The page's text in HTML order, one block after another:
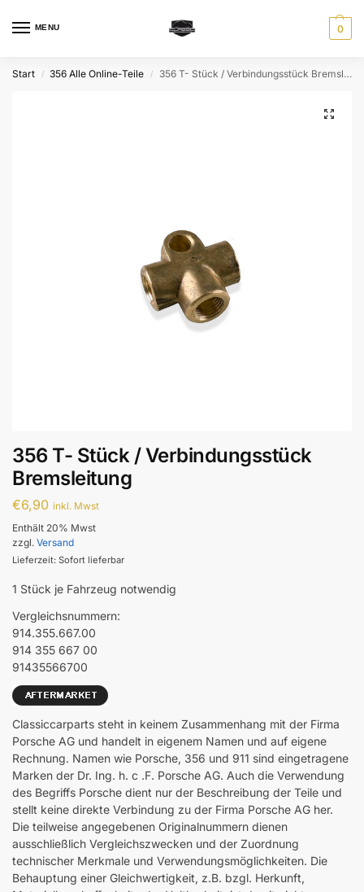
MENU 0
Start / 356 Alle Online-Teile / 356 T- Stück / Verbindungsstück Bremsleitung
356 T- Stück / Verbindungsstück
Bremsleitung
€6,90 inkl. Mwst
Enthält 20% Mwst
zzgl. Versand
Lieferzeit: Sofort lieferbar
1 Stück je Fahrzeug notwendig
Vergleichsnummern:
914.355.667.00
914 355 667 00
91435566700
Classiccarparts steht in keinem Zusammenhang mit der Firma
Porsche AG und handelt in eigenem Namen und auf eigene
Rechnung. Namen wie Porsche, 356 und 911 sind eingetragene
Marken der Dr. Ing. h. c .F. Porsche AG. Auch die Verwendung
des Begriffs Porsche dient nur der Beschreibung der Teile und
stellt keine direkte Verbindung zu der Firma Porsche AG her.
Die teilweise angegebenen Originalnummern dienen
ausschließlich Vergleichszwecken und der Zuordnung
technischer Merkmale und Verwendungsmöglichkeiten. Die
Behauptung einer Gleichwertigkeit, z.B. bzgl. Herkunft,